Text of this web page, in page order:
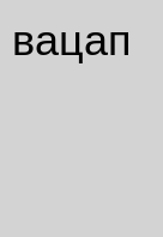
вацап